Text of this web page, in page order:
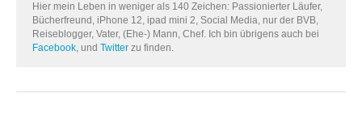
Hier mein Leben in weniger als 140 Zeichen: Passionierter Läufer,
Bücherfreund, iPhone 12, ipad mini 2, Social Media, nur der BVB,
Reiseblogger, Vater, (Ehe-) Mann, Chef. Ich bin übrigens auch bei
Facebook, und Twitter zu finden.